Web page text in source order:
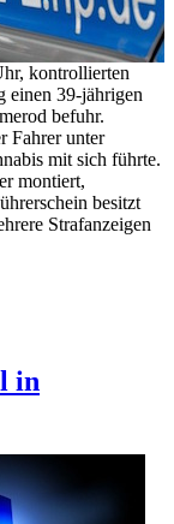
kontrollierten
einen 39-jährigen
befuhr.
Fahrer unter
mit sich führte.
montiert,
besitzt
Strafanzeigen
in